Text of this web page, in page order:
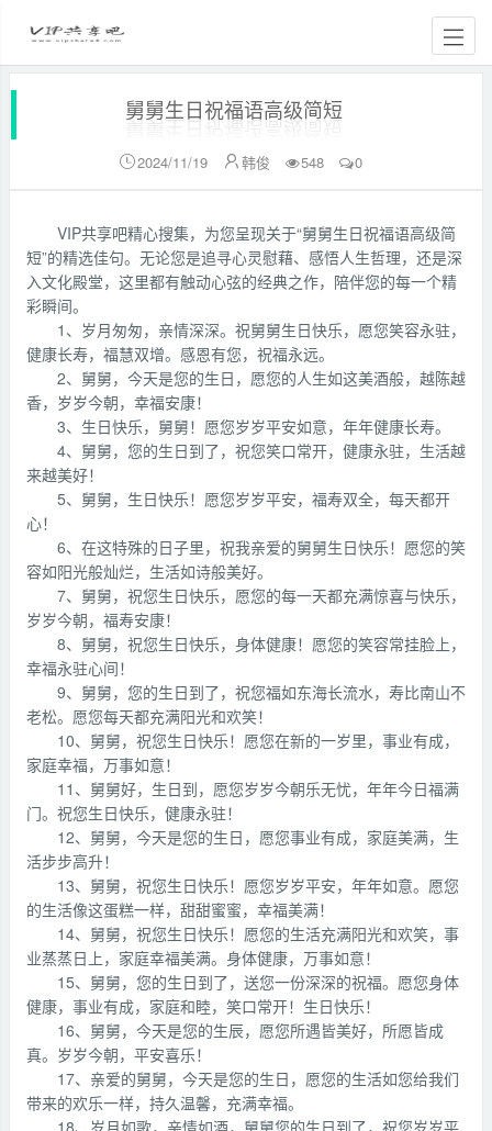
舅舅生日祝福语高级简短
2024/11/19 韩俊 548 0
VIP共享吧精心搜集，为您呈现关于“舅舅生日祝福语高级简
短”的精选佳句。无论您是追寻心灵慰藉、感悟人生哲理，还是深
入文化殿堂，这里都有触动心弦的经典之作，陪伴您的每一个精
彩瞬间。
1、岁月匆匆，亲情深深。祝舅舅生日快乐，愿您笑容永驻，
健康长寿，福慧双增。感恩有您，祝福永远。
2、舅舅，今天是您的生日，愿您的人生如这美酒般，越陈越
香，岁岁今朝，幸福安康！
3、生日快乐，舅舅！愿您岁岁平安如意，年年健康长寿。
4、舅舅，您的生日到了，祝您笑口常开，健康永驻，生活越
来越美好！
5、舅舅，生日快乐！愿您岁岁平安，福寿双全，每天都开
心！
6、在这特殊的日子里，祝我亲爱的舅舅生日快乐！愿您的笑
容如阳光般灿烂，生活如诗般美好。
7、舅舅，祝您生日快乐，愿您的每一天都充满惊喜与快乐，
岁岁今朝，福寿安康！
8、舅舅，祝您生日快乐，身体健康！愿您的笑容常挂脸上，
幸福永驻心间！
9、舅舅，您的生日到了，祝您福如东海长流水，寿比南山不
老松。愿您每天都充满阳光和欢笑！
10、舅舅，祝您生日快乐！愿您在新的一岁里，事业有成，
家庭幸福，万事如意！
11、舅舅好，生日到，愿您岁岁今朝乐无忧，年年今日福满
门。祝您生日快乐，健康永驻！
12、舅舅，今天是您的生日，愿您事业有成，家庭美满，生
活步步高升！
13、舅舅，祝您生日快乐！愿您岁岁平安，年年如意。愿您
的生活像这蛋糕一样，甜甜蜜蜜，幸福美满！
14、舅舅，祝您生日快乐！愿您的生活充满阳光和欢笑，事
业蒸蒸日上，家庭幸福美满。身体健康，万事如意！
15、舅舅，您的生日到了，送您一份深深的祝福。愿您身体
健康，事业有成，家庭和睦，笑口常开！生日快乐！
16、舅舅，今天是您的生辰，愿您所遇皆美好，所愿皆成
真。岁岁今朝，平安喜乐！
17、亲爱的舅舅，今天是您的生日，愿您的生活如您给我们
带来的欢乐一样，持久温馨，充满幸福。
18、岁月如歌，亲情如酒，舅舅您的生日到了，祝您岁岁平